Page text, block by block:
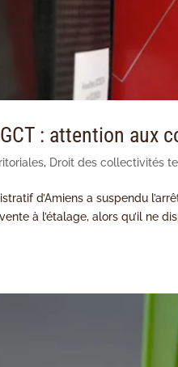
: attention aux
, Droit des collectivités
d’Amiens a suspendu
à l’étalage, alors qu’il ne